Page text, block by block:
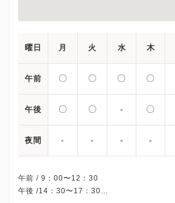
曜日 月 火 水 木
午前 〇 〇 〇 〇
午後 〇 〇 - 〇
夜間 - - - -
午前 / 9：00〜12：30
午後 /14：30〜17：30